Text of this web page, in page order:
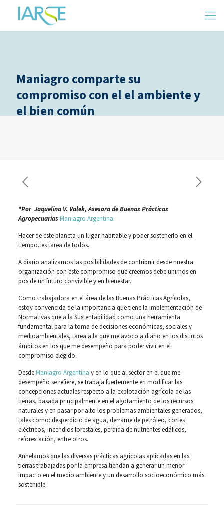
Maniagro comparte su
compromiso con el el ambiente y
el bien común
*Por Jaquelina V. Valek, Asesora de Buenas Prácticas
AgropecuariasManiagro Argentina.
Hacer de este planeta un lugar habitable y poder sostenerlo en el
tiempo, es tarea de todos.
A diario analizamos las posibilidades de contribuir desde nuestra
organización con este compromiso que creemos debe unirnos en
pos de un futuro convivible y en bienestar.
Como trabajadora en el área de las Buenas Prácticas Agrícolas,
estoy convencida de la importancia que tiene la implementación de
Normativas que a la Sustentabilidad como una herramienta
fundamental para la toma de decisiones económicas, sociales y
medioambientales, tarea a la que me avoco a diario en los distintos
ámbitos en los que me desempeño para poder vivir en el
compromiso elegido.
DesdeManiagro Argentina y en lo que al sector en el que me
desempeño se refiere, se trabaja fuertemente en modificar las
concepciones actuales respecto a la explotación agrícola de las
tierras, basada principalmente en el agotamiento de los recursos
naturales y en pasar por alto los problemas ambientales generados,
tales como: desperdicio de agua, derrame de petróleo, cortes
eléctricos, incendios forestales, perdida de nutrientes edáficos,
reforestación, entre otros.
Anhelamos que las diversas prácticas agrícolas aplicadas en las
tierras trabajadas por la empresa tiendan a generar un menor
impacto en el medio ambiente y un desarrollo socioeconómico más
sostenible.